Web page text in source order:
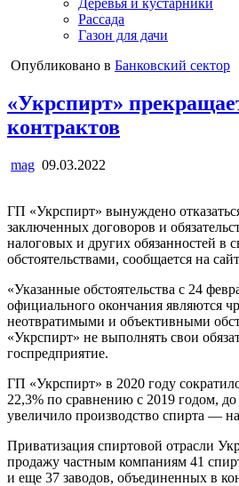
Деревья и кустарники
Рассада
Газон для дачи
Опубликовано в Банковский сектор
«Укрспирт»
контрактов
mag 09.03.2022
ГП «Укрспирт» вынуждено
заключенных договоров и
налоговых и других обязанностей в
обстоятельствами, сообщается на
«Указанные обстоятельства с 24
официального окончания являются
неотвратимыми и объективными
«Укрспирт» не выполнять свои
госпредприятие.
ГП «Укрспирт» в 2020 году
22,3% по сравнению с 2019 годом,
увеличило производство спирта —
Приватизация спиртовой отрасли
продажу частным компаниям 41
и еще 37 заводов, объединенных в